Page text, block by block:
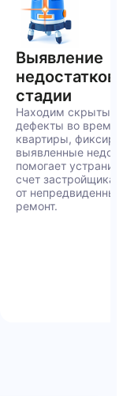
Выявление
недостатков
стадии
Находим скрытые
дефекты во время
квартиры,
выявленные
помогает
счет застройщика
от
ремонт.